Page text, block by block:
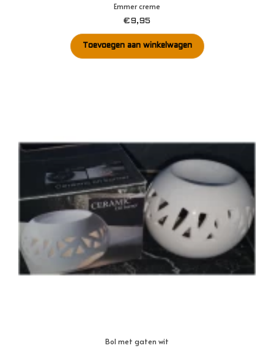
Emmer creme
€9,95
Toevoegen aan winkelwagen
Bol met gaten wit